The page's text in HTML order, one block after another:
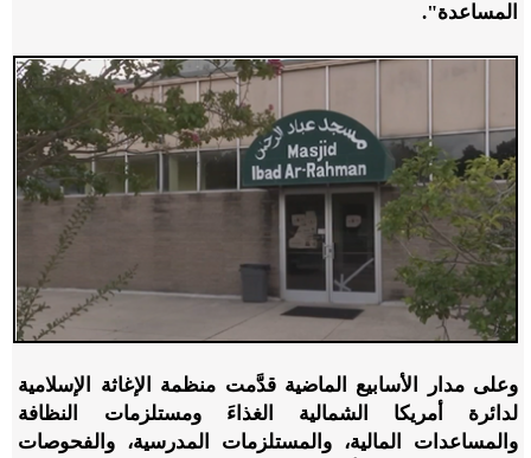
المساعدة".
وعلى مدار الأسابيع الماضية قدَّمت منظمة الإغاثة الإسلامية
لدائرة أمريكا الشمالية الغذاءَ ومستلزمات النظافة
والمساعدات المالية، والمستلزمات المدرسية، والفحوصات